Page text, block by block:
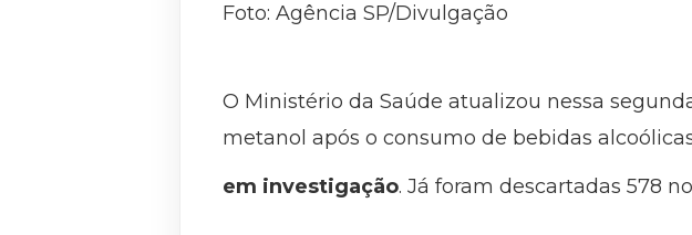
Foto: Agência SP/Divulgação
O Ministério da Saúde atualizou nessa
metanol após o consumo de bebidas
em investigação. Já foram descartadas 578